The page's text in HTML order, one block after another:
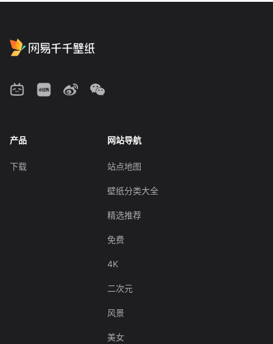
产品
下载
网站导航
站点地图
壁纸分类大全
精选推荐
免费
4K
二次元
风景
美女